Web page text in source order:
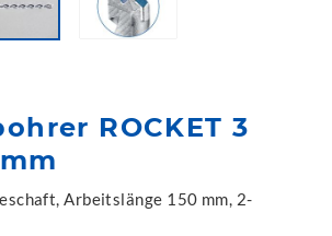
ROCKET 3
Arbeitslänge 150 mm, 2-